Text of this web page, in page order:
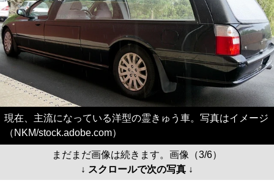
現在、主流になっている洋型の霊きゅう車。写真はイメージ
（NKM/stock.adobe.com）
まだまだ画像は続きます。画像（3/6）
↓ スクロールで次の写真 ↓